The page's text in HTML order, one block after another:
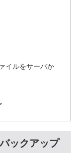
イルをサーバか
ックアップ